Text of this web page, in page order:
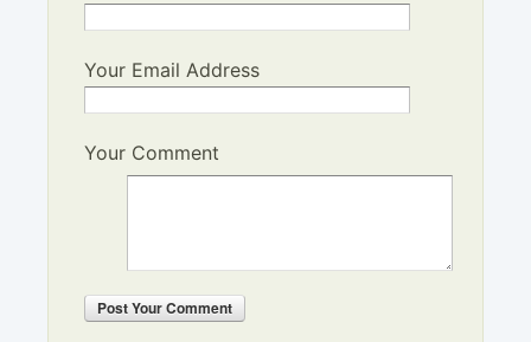
Your Email Address
Your Comment
PostYour Comment